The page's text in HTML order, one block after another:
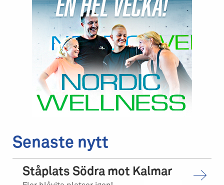
Senaste nytt
Ståplats Södra mot Kalmar